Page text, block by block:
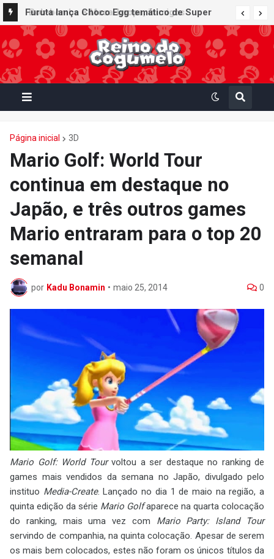
Furuta lança Choco Egg temático de Super
Mario Party Jamboree — Nintendo Switch 2
Edition + Jamboree TV com 15 miniaturas
colecionáveis
Página inicial 3D
Mario Golf: World Tour
continua em destaque no
Japão, e três outros games
Mario entraram para o top 20
semanal
por Kadu Bonamin • maio 25, 2014 0
Mario Golf: World Tourvoltou a ser destaque no ranking de
games mais vendidos da semana no Japão, divulgado pelo
instituo Media-Create. Lançado no dia 1 de maio na região, a
quinta edição da série Mario Golfaparece na quarta colocação
do ranking, mais uma vez com Mario Party: Island Tour
servindo de companhia, na quinta colocação. Apesar de serem
os mais bem colocados, estes não foram os únicos títulos da